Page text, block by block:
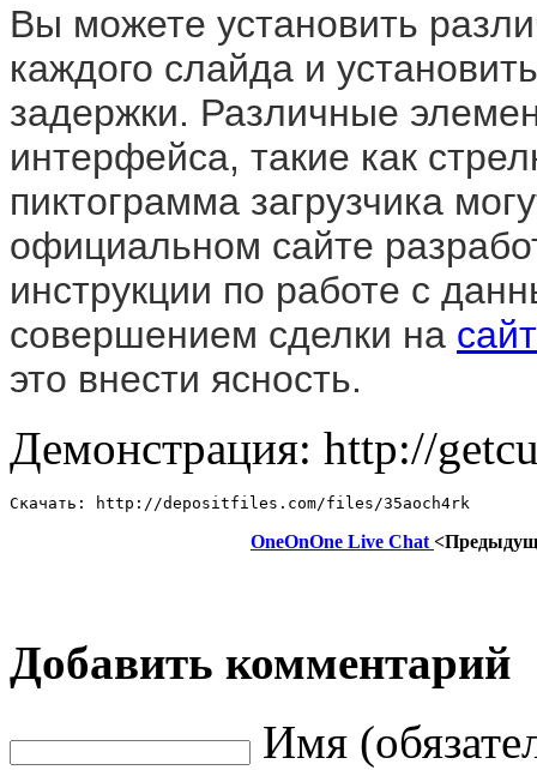
Вы можете установить
каждого слайда и
задержки. Различные
интерфейса, такие как
пиктограмма загрузчика
официальном сайте
инструкции по работе с
совершением сделки на
это внести ясность.
Демонстрация: http://
Скачать: http://depositfiles.com/files/35aoch4rk
OneOnOne Live Chat
Добавить комментарий
Имя